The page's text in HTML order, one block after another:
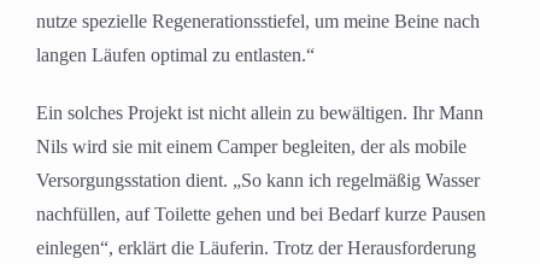
nutze spezielle Regenerationsstiefel, um meine Beine nach
langen Läufen optimal zu entlasten.“
Ein solches Projekt ist nicht allein zu bewältigen. Ihr Mann
Nils wird sie mit einem Camper begleiten, der als mobile
Versorgungsstation dient. „So kann ich regelmäßig Wasser
nachfüllen, auf Toilette gehen und bei Bedarf kurze Pausen
einlegen“, erklärt die Läuferin. Trotz der Herausforderung